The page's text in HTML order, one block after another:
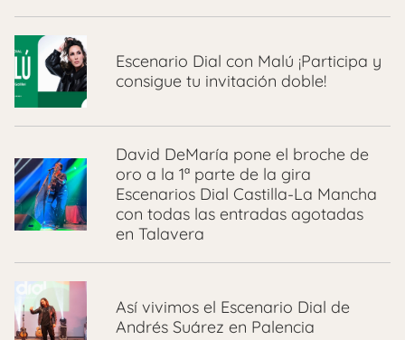
Escenario Dial con Malú ¡Participa y
consigue tu invitación doble!
David DeMaría pone el broche de
oro a la 1ª parte de la gira
Escenarios Dial Castilla-La Mancha
con todas las entradas agotadas
en Talavera
Así vivimos el Escenario Dial de
Andrés Suárez en Palencia